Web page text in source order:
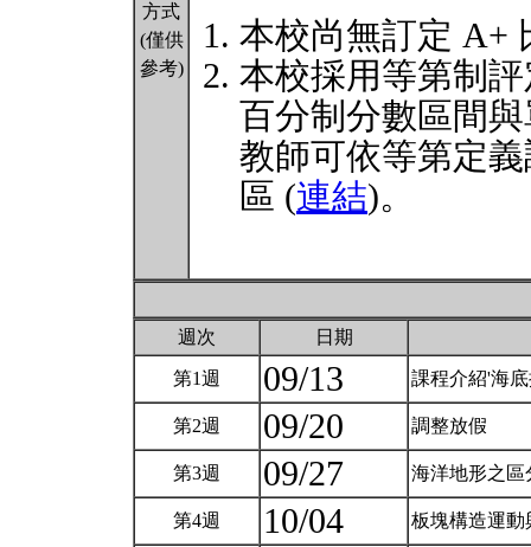
方式
(僅供
參考)
本校尚無訂定 A+
本校採用等第制
百分制分數區間
教師可依等第定
區 (連結)。
週次 日期
第1週 09/13 課程介紹'海
第2週 09/20 調整放假
第3週 09/27 海洋地形之
第4週 10/04 板塊構造運